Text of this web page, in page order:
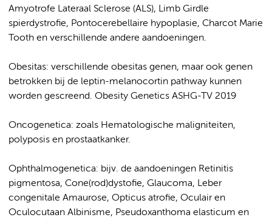
Amyotrofe Lateraal Sclerose (ALS), Limb Girdle
spierdystrofie, Pontocerebellaire hypoplasie, Charcot Marie
Tooth en verschillende andere aandoeningen.
Obesitas: verschillende obesitas genen, maar ook genen
betrokken bij de leptin-melanocortin pathway kunnen
worden gescreend. Obesity Genetics ASHG-TV 2019
Oncogenetica: zoals Hematologische maligniteiten,
polyposis en prostaatkanker.
Ophthalmogenetica: bijv. de aandoeningen Retinitis
pigmentosa, Cone(rod)dystofie, Glaucoma, Leber
congenitale Amaurose, Opticus atrofie, Oculair en
Oculocutaan Albinisme, Pseudoxanthoma elasticum en